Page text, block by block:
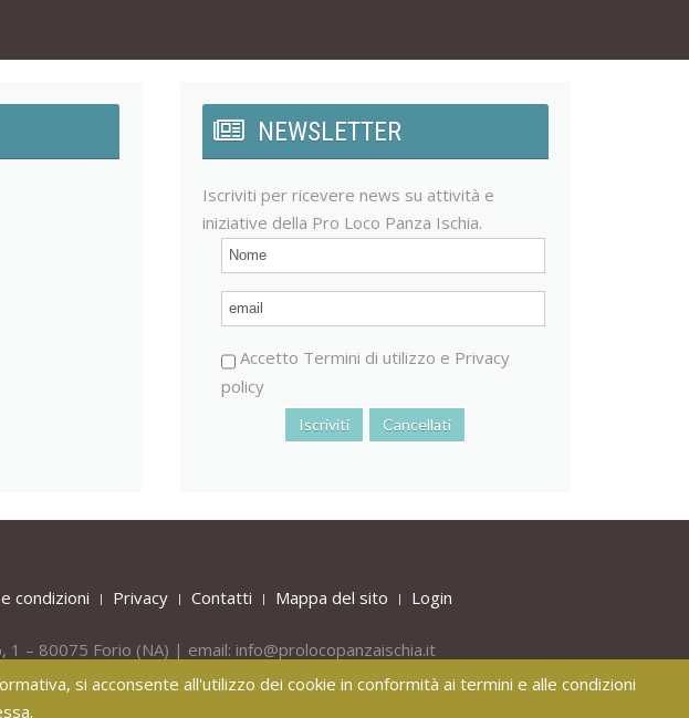
NEWSLETTER
Iscriviti per ricevere news su attività e
iniziative della Pro Loco Panza Ischia.
Accetto Termini di utilizzo e Privacy
policy
condizioni Privacy Contatti Mappa del sito Login
1 – 80075 Forio (NA) | email: info@prolocopanzaischia.it
331 809 55 40
si acconsente all'utilizzo dei cookie in conformità ai termini e alle condizioni